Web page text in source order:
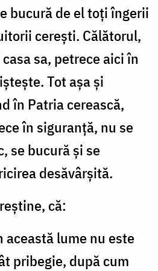
bucură de el toţi îngerii
cereşti. Călătorul,
sa, petrece aici în
Tot aşa şi
în Patria cerească,
în siguranţă, nu se
se bucură şi se
desăvârşită.
că:
această lume nu este
pribegie, după cum